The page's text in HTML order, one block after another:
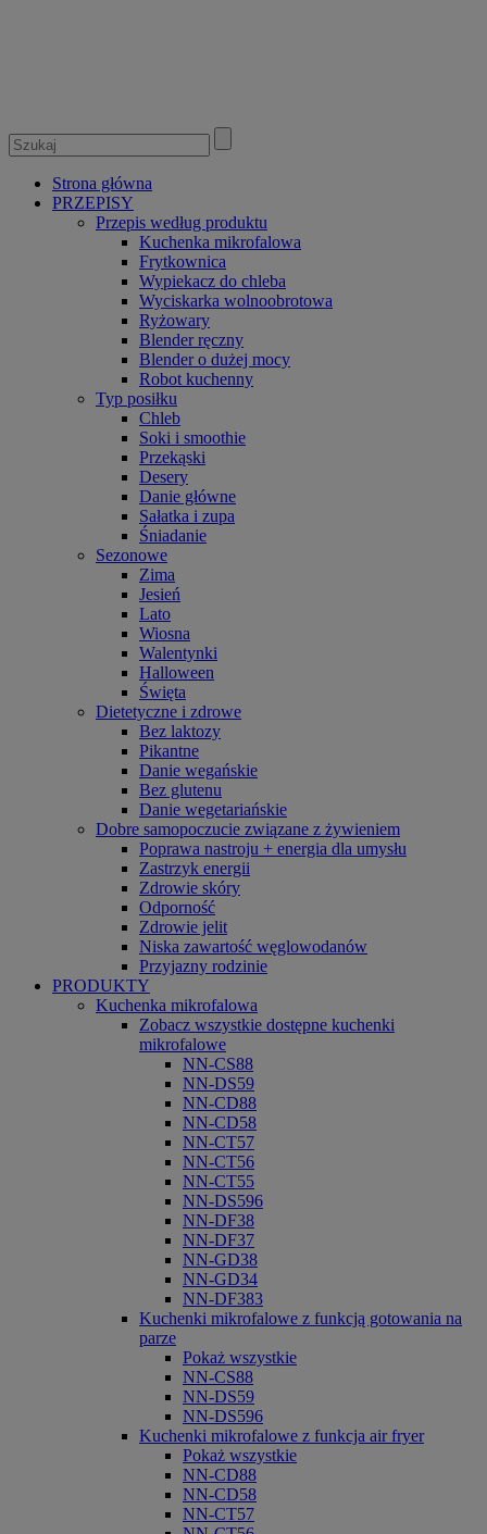
Strona główna
PRZEPISY
Przepis według produktu
Kuchenka mikrofalowa
Frytkownica
Wypiekacz do chleba
Wyciskarka wolnoobrotowa
Ryżowary
Blender ręczny
Blender o dużej mocy
Robot kuchenny
Typ posiłku
Chleb
Soki i smoothie
Przekąski
Desery
Danie główne
Sałatka i zupa
Śniadanie
Sezonowe
Zima
Jesień
Lato
Wiosna
Walentynki
Halloween
Święta
Dietetyczne i zdrowe
Bez laktozy
Pikantne
Danie wegańskie
Bez glutenu
Danie wegetariańskie
Dobre samopoczucie związane z żywieniem
Poprawa nastroju + energia dla umysłu
Zastrzyk energii
Zdrowie skóry
Odporność
Zdrowie jelit
Niska zawartość węglowodanów
Przyjazny rodzinie
PRODUKTY
Kuchenka mikrofalowa
Zobacz wszystkie dostępne kuchenki
mikrofalowe
NN-CS88
NN-DS59
NN-CD88
NN-CD58
NN-CT57
NN-CT56
NN-CT55
NN-DS596
NN-DF38
NN-DF37
NN-GD38
NN-GD34
NN-DF383
Kuchenki mikrofalowe z funkcją gotowania na
parze
Pokaż wszystkie
NN-CS88
NN-DS59
NN-DS596
Kuchenki mikrofalowe z funkcja air fryer
Pokaż wszystkie
NN-CD88
NN-CD58
NN-CT57